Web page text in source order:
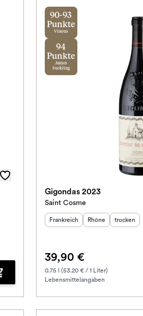
Zum Warenkorb hinzufügen
90-93
Punkte
Vinous
94
Punkte
James
Suckling
Gigondas 2023
Saint Cosme
Herkunftsland :
Frankreich Herkunftsregion:
Rhône Geschmack
trocken
39,90 €
0.75 l (53.20 € / 1 Liter)
Lebensmittelangaben